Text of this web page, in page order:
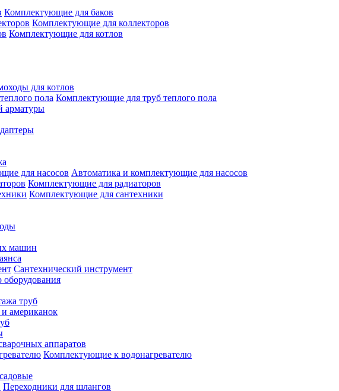
Комплектующие для баков
Комплектующие для коллекторов
Комплектующие для котлов
для котлов
Комплектующие для труб теплого пола
арматуры
Автоматика и комплектующие для насосов
Комплектующие для радиаторов
Комплектующие для сантехники
машин
Сантехнический инструмент
оборудования
труб
американок
аппаратов
Комплектующие к водонагревателю
Переходники для шлангов